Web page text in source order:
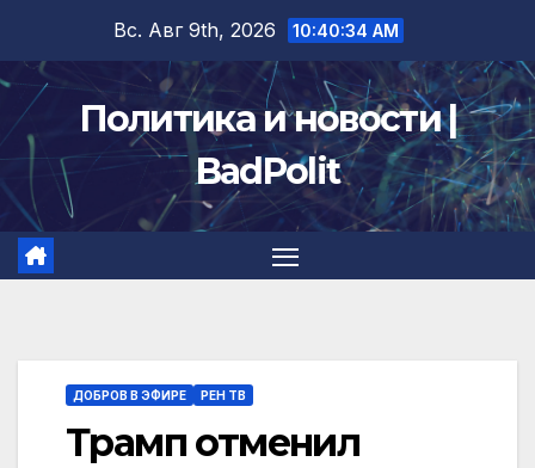
содержимому
Вс. Авг 9th, 2026 10:40:35 AM
Политика и новости |
BadPolit
ДОБРОВ В ЭФИРЕ РЕН ТВ
Трамп отменил